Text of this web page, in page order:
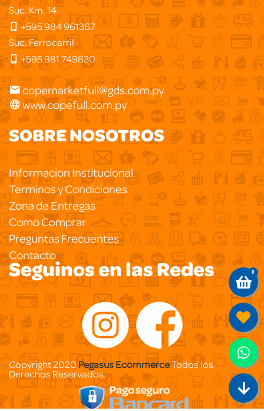
Suc. Km. 14
+595 984 961367
Suc. Ferrocarril
+595 981 749830
copemarketfull@gds.com.py
www.copefull.com.py
SOBRE NOSOTROS
Informacion Institucional
Terminos y Condiciones
Zona de Entregas
Como Comprar
Preguntas Frecuentes
Contacto
Seguinos en las Redes 0
Copyright 2020Pegasus EcommerceTodos los
Derechos Reservados